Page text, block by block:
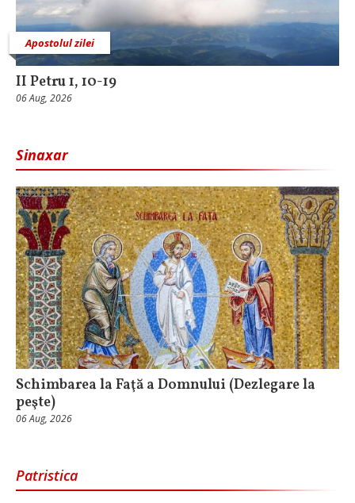
Apostolul zilei
II Petru 1, 10-19
06 Aug, 2026
Sinaxar
Schimbarea la Faţă a Domnului (Dezlegare la
peşte)
06 Aug, 2026
Patristica